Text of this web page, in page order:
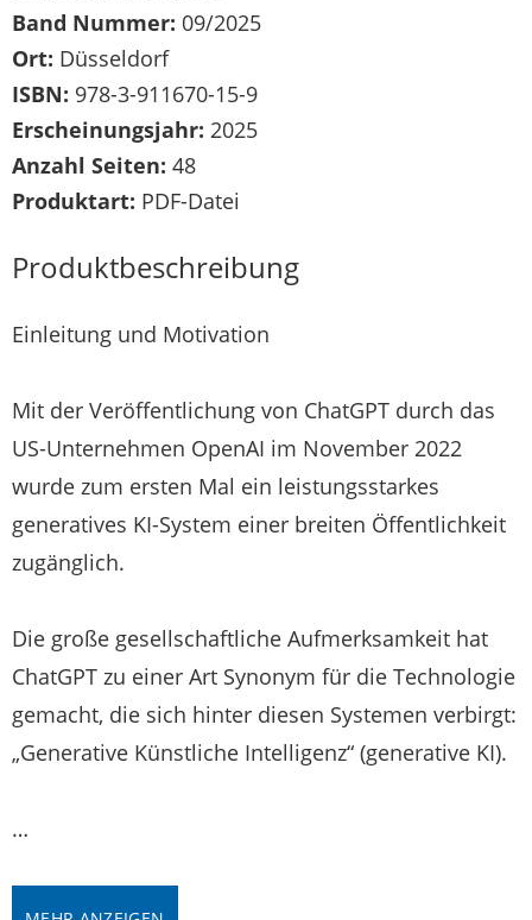
Band Nummer: 09/2025
Ort: Düsseldorf
ISBN: 978-3-911670-15-9
Erscheinungsjahr: 2025
Anzahl Seiten: 48
Produktart: PDF-Datei
Produktbeschreibung
Einleitung und Motivation
Mit der Veröffentlichung von ChatGPT durch das
US-Unternehmen OpenAI im November 2022
wurde zum ersten Mal ein leistungsstarkes
generatives KI-System einer breiten Öffentlichkeit
zugänglich.
Die große gesellschaftliche Aufmerksamkeit hat
ChatGPT zu einer Art Synonym für die Technologie
gemacht, die sich hinter diesen Systemen verbirgt:
„Generative Künstliche Intelligenz“ (generative KI).
…